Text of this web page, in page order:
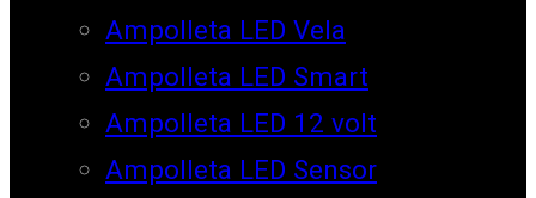
Ampolleta LED Vela
Ampolleta LED Smart
Ampolleta LED 12 volt
Ampolleta LED Sensor